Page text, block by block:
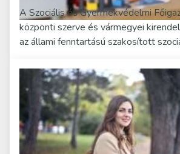
A Szociális és Gyermekvédelmi
központi szerve és vármegyei
az állami fenntartású szakosított